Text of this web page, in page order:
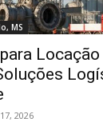
MS
2026